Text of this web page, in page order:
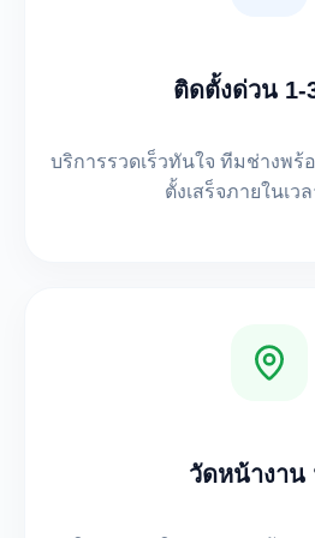
ติดตั้งด่วน 1-
บริการรวดเร็วทันใจ ทีมช่างพร้
ตั้งเสร็จภายในเว
วัดหน้างาน